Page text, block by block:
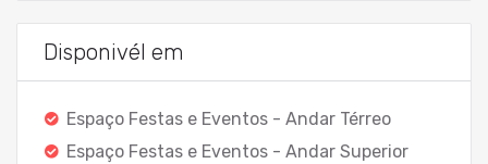
Disponivél em
Espaço Festas e Eventos - Andar Térreo
Espaço Festas e Eventos - Andar Superior